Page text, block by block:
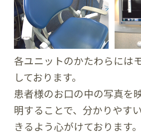
各ユニットのかたわらには
しております。
患者様のお口の中の写真を
明することで、分かりやす
きるよう心がけております。